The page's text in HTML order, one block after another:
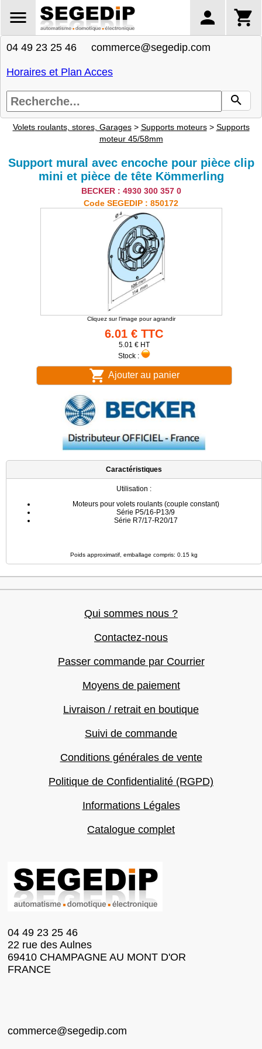
04 49 23 25 46 commerce@segedip.com
Horaires et Plan Acces
Volets roulants, stores, Garages> Supports moteurs> Supports
moteur 45/58mm
Support mural avec encoche pour pièce clip
mini et pièce de tête Kömmerling
BECKER : 4930 300 357 0
Code SEGEDIP : 850172
Cliquez sur l'image pour agrandir
6.01 € TTC
5.01 € HT
Stock :
Ajouter au panier
Caractéristiques
Utilisation :
Moteurs pour volets roulants (couple constant)
Série P5/16-P13/9
Série R7/17-R20/17
Poids approximatif, emballage compris: 0.15 kg
Qui sommes nous ?
Contactez-nous
Passer commande par Courrier
Moyens de paiement
Livraison / retrait en boutique
Suivi de commande
Conditions générales de vente
Politique de Confidentialité (RGPD)
Informations Légales
Catalogue complet
04 49 23 25 46
22 rue des Aulnes
69410 CHAMPAGNE AU MONT D'OR
FRANCE
commerce@segedip.com